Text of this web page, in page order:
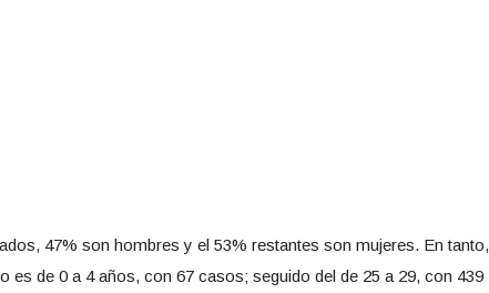
47% son hombres y el 53% restantes son mujeres. En tanto,
es de 0 a 4 años, con 67 casos; seguido del de 25 a 29, con 439